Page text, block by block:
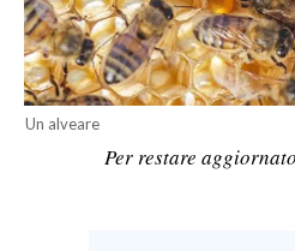
SERVIZI ALLE IMPRESE
LAVORO
BANDI
SPORT IN SARDEGNA
Un alveare
Per restare